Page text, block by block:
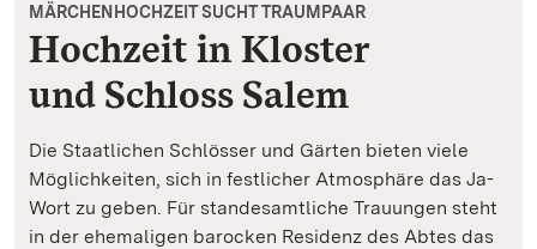
MÄRCHENHOCHZEIT SUCHT TRAUMPAAR
Hochzeit in Kloster
und Schloss Salem
Die Staatlichen Schlösser und Gärten bieten viele
Möglichkeiten, sich in festlicher Atmosphäre das Ja-
Wort zu geben. Für standesamtliche Trauungen steht
in der ehemaligen barocken Residenz des Abtes das